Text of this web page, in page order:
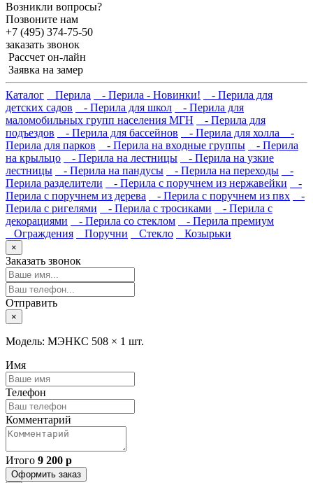
Возникли вопросы?
Позвоните нам
+7 (495) 374-75-50
заказать звонок
Рассчет он-лайн
Заявка на замер
Каталог Перила - Перила - Новинки!
- Перила для
детских садов
- Перила для школ
- Перила для
маломобильных групп населения МГН
- Перила для
подъездов
- Перила для бассейнов - Перила для холла
-
Перила для парков
- Перила на входные группы
- Перила
на крыльцо
- Перила на лестницы
- Перила на узкие
лестницы
- Перила на пандусы - Перила на переходы
-
Перила разделители
- Перила с поручнем из нержавейки
-
Перила с поручнем из дерева
- Перила с поручнем из пвх
-
Перила с ригелями
- Перила с тросиками
- Перила с
декорациями
- Перила со стеклом
- Перила премиум
Ограждения
Поручни Стекло Козырьки
×
Заказать звонок
Отправить
×
Модель: МЭНКС 508 × 1 шт.
Имя
Телефон
Комментарий
Итого 9 200 р
Оформить заказ